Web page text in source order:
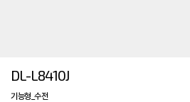
DL-L8410J
기능형_수전